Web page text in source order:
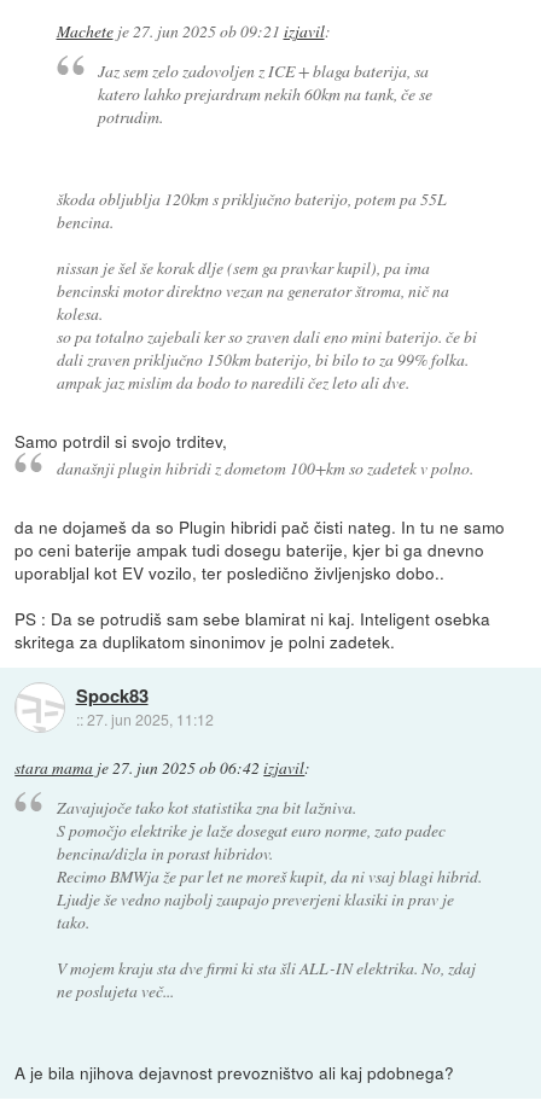
Macheteje27. jun 2025 ob 09:21 izjavil:
Jaz sem zelo zadovoljen z ICE + blaga baterija, sa
katero lahko prejardram nekih 60km na tank, če se
potrudim.
škoda obljublja 120km s priključno baterijo, potem pa 55L
bencina.
nissan je šel še korak dlje (sem ga pravkar kupil), pa ima
bencinski motor direktno vezan na generator štroma, nič na
kolesa.
so pa totalno zajebali ker so zraven dali eno mini baterijo. če bi
dali zraven priključno 150km baterijo, bi bilo to za 99% folka.
ampak jaz mislim da bodo to naredili čez leto ali dve.
Samo potrdil si svojo trditev,
današnji plugin hibridi z dometom 100+km so zadetek v polno.
da ne dojameš da so Plugin hibridi pač čisti nateg. In tu ne samo
po ceni baterije ampak tudi dosegu baterije, kjer bi ga dnevno
uporabljal kot EV vozilo, ter posledično življenjsko dobo..
PS : Da se potrudiš sam sebe blamirat ni kaj. Inteligent osebka
skritega za duplikatom sinonimov je polni zadetek.
Spock83
::27. jun 2025, 11:12
stara mama je 27. jun 2025 ob 06:42 izjavil:
Zavajujoče tako kot statistika zna bit lažniva.
S pomočjo elektrike je laže dosegat euro norme, zato padec
bencina/dizla in porast hibridov.
Recimo BMWja že par let ne moreš kupit, da ni vsaj blagi hibrid.
Ljudje še vedno najbolj zaupajo preverjeni klasiki in prav je
tako.
V mojem kraju sta dve firmi ki sta šli ALL-IN elektrika. No, zdaj
ne poslujeta več...
A je bila njihova dejavnost prevozništvo ali kaj pdobnega?